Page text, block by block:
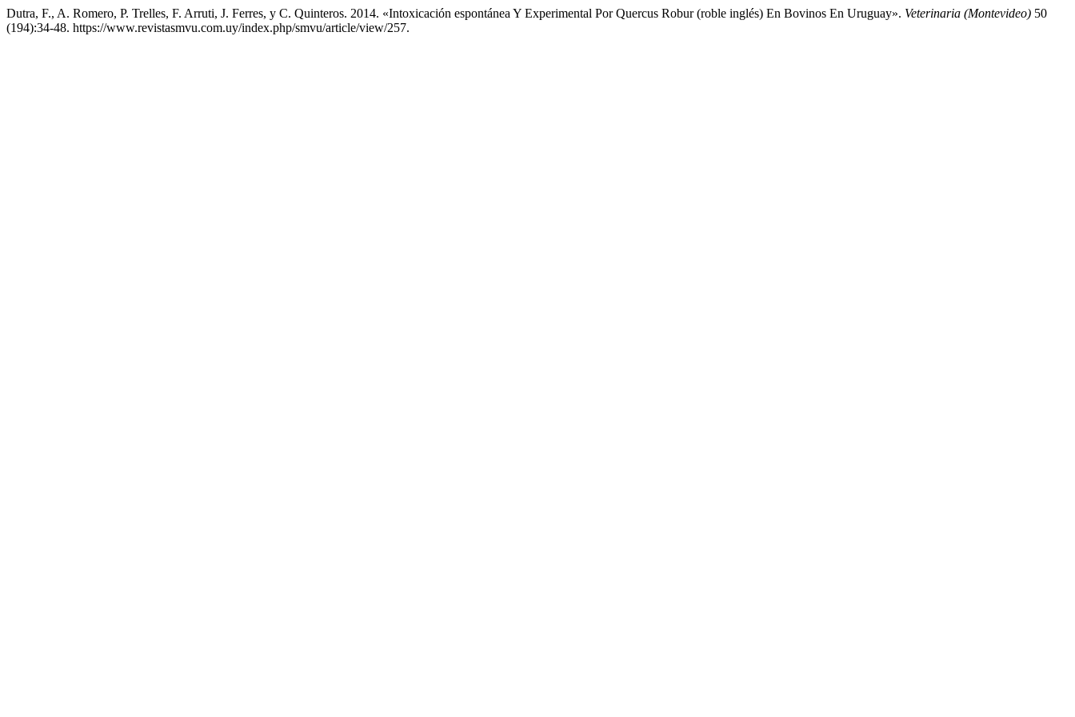
Dutra, F., A. Romero, P. Trelles, F. Arruti, J. Ferres, y C. Quinteros. 2014. «Intoxicación espontánea Y Experimental Por Quercus Robur (roble inglés) En Bovinos En Uruguay». Veterinaria (Montevideo) 50
(194):34-48. https://www.revistasmvu.com.uy/index.php/smvu/article/view/257.